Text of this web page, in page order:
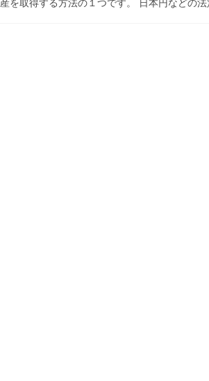
産を取得する方法の１つです。 日本円などの